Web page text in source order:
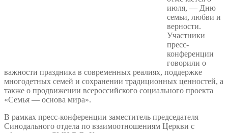
июля, — Дню
семьи, любви и
верности.
Участники
пресс-
конференции
говорили о
важности праздника в современных реалиях, поддержке
многодетных семей и сохранении традиционных ценностей, а
также о продвижении всероссийского социального проекта
«Семья — основа мира».
В рамках пресс-конференции заместитель председателя
Синодального отдела по взаимоотношениям Церкви с